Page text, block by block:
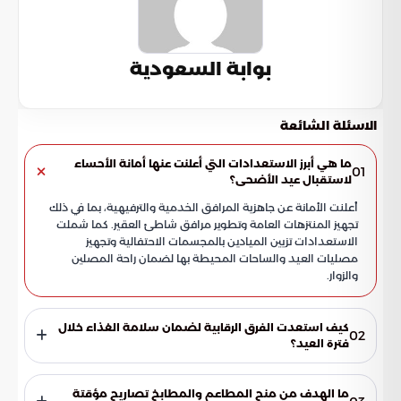
بوابة السعودية
الاسئلة الشائعة
01ما هي أبرز الاستعدادات التي أعلنت عنها أمانة الأحساء
لاستقبال عيد الأضحى؟
أعلنت الأمانة عن جاهزية المرافق الخدمية والترفيهية، بما في ذلك
تجهيز المنتزهات العامة وتطوير مرافق شاطئ العقير. كما شملت
الاستعدادات تزيين الميادين بالمجسمات الاحتفالية وتجهيز
مصليات العيد والساحات المحيطة بها لضمان راحة المصلين
والزوار.
02كيف استعدت الفرق الرقابية لضمان سلامة الغذاء خلال
فترة العيد؟
رفعت الفرق الرقابية درجة تأهبها عبر تكثيف الجولات التفتيشية على
الأسواق والمنشآت الغذائية ذات الطلب المرتفع. وركزت هذه
ما الهدف من منح المطاعم والمطابخ تصاريح مؤقتة